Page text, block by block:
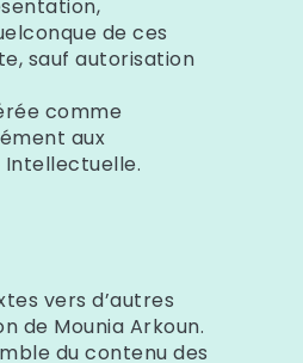
de ces
sauf autorisation
comme
aux
Intellectuelle.
vers d’autres
de Mounia Arkoun.
du contenu des